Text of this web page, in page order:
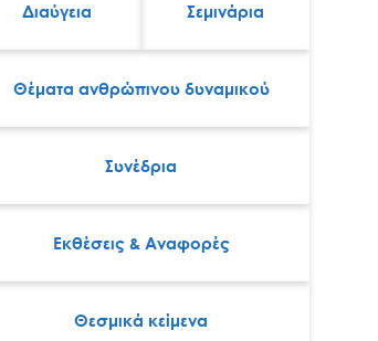
Διαύγεια Σεμινάρια
Θέματα ανθρώπινου δυναμικού
Συνέδρια
Εκθέσεις & Αναφορές
Θεσμικά κείμενα